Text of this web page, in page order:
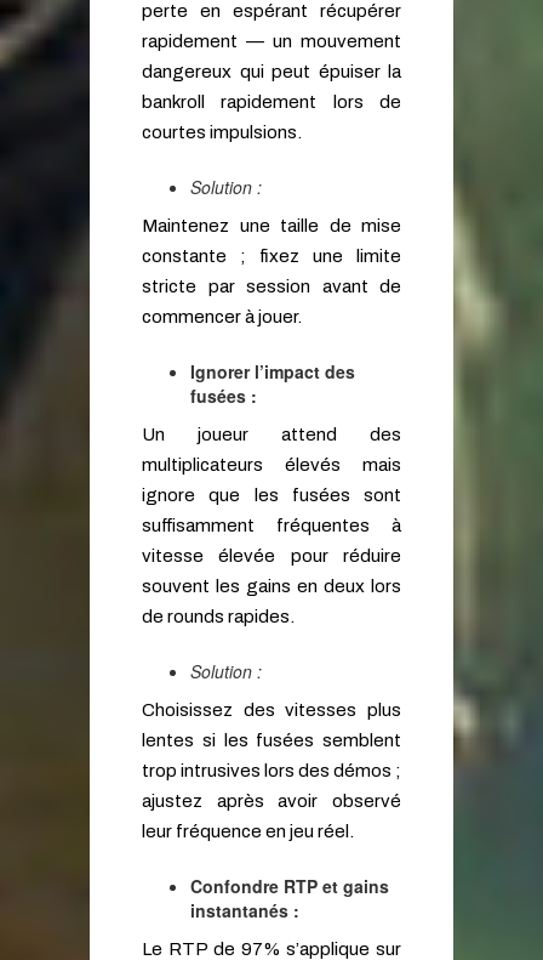
perte en espérant récupérer
rapidement — un mouvement
dangereux qui peut épuiser la
bankroll rapidement lors de
courtes impulsions.
Solution :
Maintenez une taille de mise
constante ; fixez une limite
stricte par session avant de
commencer à jouer.
Ignorer l’impact des
fusées :
Un joueur attend des
multiplicateurs élevés mais
ignore que les fusées sont
suffisamment fréquentes à
vitesse élevée pour réduire
souvent les gains en deux lors
de rounds rapides.
Solution :
Choisissez des vitesses plus
lentes si les fusées semblent
trop intrusives lors des démos ;
ajustez après avoir observé
leur fréquence en jeu réel.
Confondre RTP et gains
instantanés :
Le RTP de 97% s’applique sur